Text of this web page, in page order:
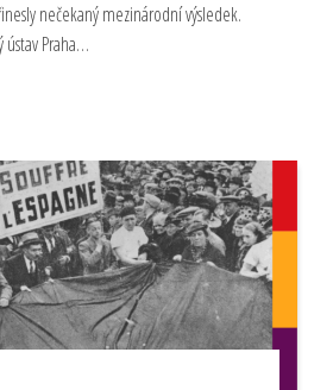
nečekaný mezinárodní výsledek.
ústav Praha…